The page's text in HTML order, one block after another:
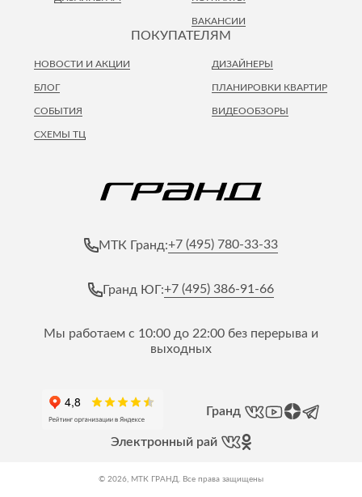
ПОКУПАТЕЛЯМ
НОВОСТИ И АКЦИИ
ПЛАНИРОВКИ КВАРТИР
ВИДЕООБЗОРЫ
БЛОГ
СОБЫТИЯ
СХЕМЫ ТЦ
ДИЗАЙНЕРЫ
ВАКАНСИИ
МТК Гранд:+7 (495) 780-33-33
Гранд ЮГ:+7 (495) 386-91-66
Мы работаем с 10:00 до 22:00 без перерыва и
выходных
Гранд
Электронный рай
© 2026, МТК ГРАНД. Все права защищены